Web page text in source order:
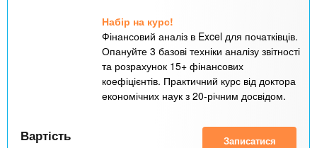
Набір на курс!
Фінансовий аналіз в Excel для початківців.
Опануйте 3 базові техніки аналізу звітності
та розрахунок 15+ фінансових
коефіцієнтів. Практичний курс від доктора
економічних наук з 20-річним досвідом.
Вартість Записатися